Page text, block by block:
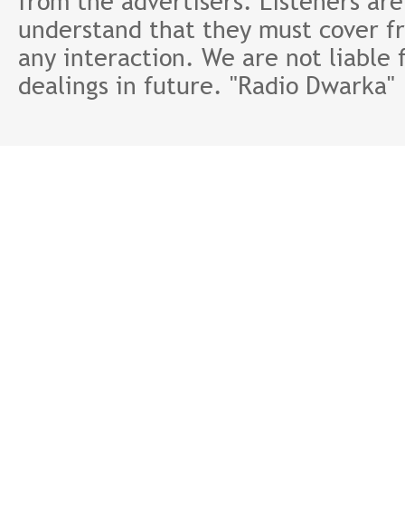
understand that they must cover
any interaction. We are not
dealings in future. "Radio Dwarka"